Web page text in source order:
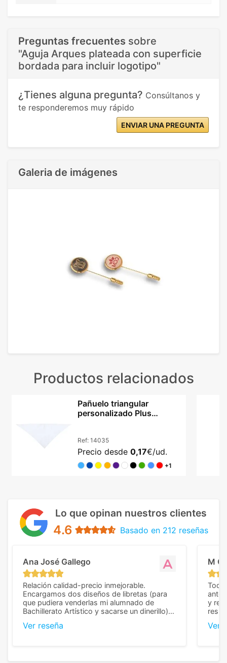
Preguntas frecuentes sobre
"Aguja Arques plateada con superficie
bordada para incluir logotipo"
¿Tienes alguna pregunta? Consúltanos y
te responderemos muy rápido
ENVIAR UNA PREGUNTA
Galeria de imágenes
Productos relacionados
Pañuelo triangular
personalizado Plus
Ref: 14035
Precio desde 0,17€/ud.
+1
Lo que opinan nuestros clientes
4.6 Basado en 212 reseñas
Ana José Gallego
Relación calidad-precio inmejorable.
Encargamos dos diseños de libretas (para
que pudiera venderlas mi alumnado de
Bachillerato Artístico y sacarse un dinerillo) y
diferencia, con libretas de muy buena calidad
Ver reseña
M C
Todo
y
Ver